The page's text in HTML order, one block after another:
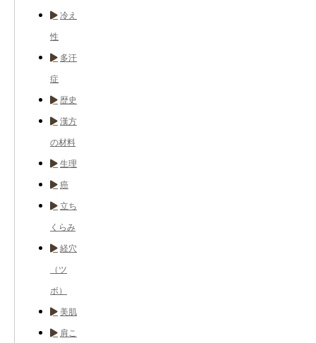
冷え
性
多汗
症
歴史
漢方
の材料
生理
癌
立ち
くらみ
経穴
（ツ
ボ）
美肌
肩こ